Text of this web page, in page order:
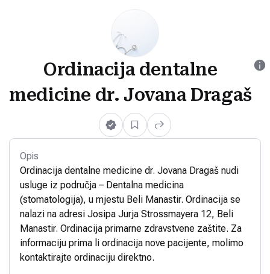
Ordinacija dentalne
medicine dr. Jovana Dragaš
Opis
Ordinacija dentalne medicine dr. Jovana Dragaš nudi
usluge iz područja – Dentalna medicina
(stomatologija), u mjestu Beli Manastir. Ordinacija se
nalazi na adresi Josipa Jurja Strossmayera 12, Beli
Manastir. Ordinacija primarne zdravstvene zaštite. Za
informaciju prima li ordinacija nove pacijente, molimo
kontaktirajte ordinaciju direktno.